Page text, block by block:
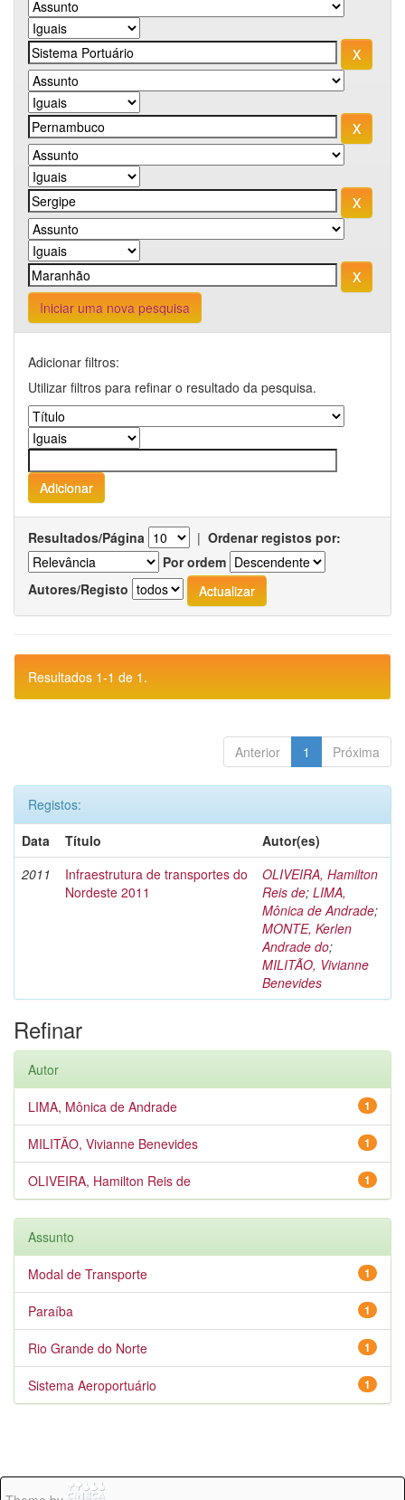
Iniciar uma nova pesquisa
Adicionar filtros:
Utilizar filtros para refinar o resultado da pesquisa.
Resultados/Página | Ordenar registos por:
Por ordem
Autores/Registo
Resultados 1-1 de 1.
Anterior 1 Próxima
Registos:
Data
Título
Autor(es)
2011
Infraestrutura de transportes do
Nordeste 2011
OLIVEIRA, Hamilton
Reis de; LIMA,
Mônica de Andrade;
MONTE, Kerlen
Andrade do;
MILITÃO, Vivianne
Benevides
Refinar
Autor
1
LIMA, Mônica de Andrade
1
MILITÃO, Vivianne Benevides
1
OLIVEIRA, Hamilton Reis de
Assunto
1
Modal de Transporte
1
Paraíba
1
Rio Grande do Norte
1
Sistema Aeroportuário